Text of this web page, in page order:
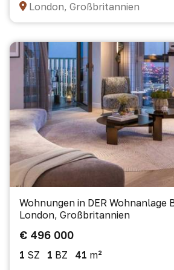
London, Großbritannien
Wohnungen in DER Wohnanlage
London, Großbritannien
€ 496 000
1 SZ 1 BZ 41 m²